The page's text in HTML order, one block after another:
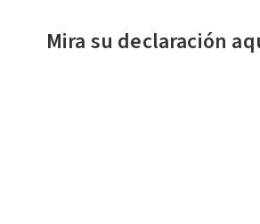
Mira su declaración